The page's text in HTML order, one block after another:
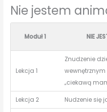
Nie jestem
Moduł 1 NIE
Lekcja 1
Znudzenie
„ciekawą
Lekcja 2 Nudzenie się